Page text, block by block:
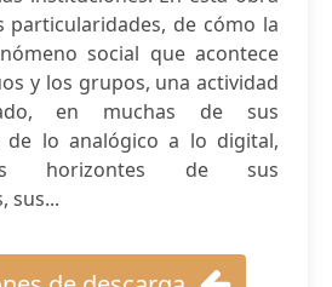
particularidades, de cómo la
social que acontece
y los grupos, una actividad
en muchas de sus
de lo analógico a lo digital,
horizontes de sus
sus...